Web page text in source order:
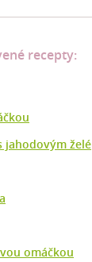
recepty:
jahodovým želé
omáčkou